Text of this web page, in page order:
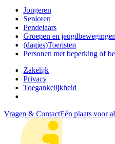
Jongeren
Senioren
Pendelaars
Groepen en jeugdbewegingen
(dagjes)Toeristen
Personen met beperking of
Zakelijk
Privacy
Toegankelijkheid
Vragen & ContactEén plaats voor